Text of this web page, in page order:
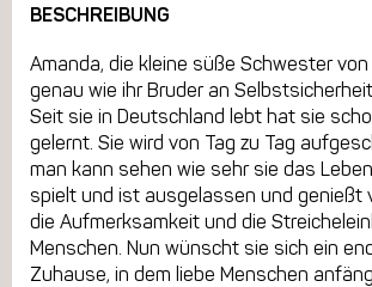
BESCHREIBUNG
Amanda, die kleine süße Schwester
genau wie ihr Bruder an
Seit sie in Deutschland lebt hat sie
gelernt. Sie wird von Tag zu Tag
man kann sehen wie sehr sie das
spielt und ist ausgelassen und genießt
die Aufmerksamkeit und die
Menschen. Nun wünscht sie sich ein
Zuhause, in dem liebe Menschen